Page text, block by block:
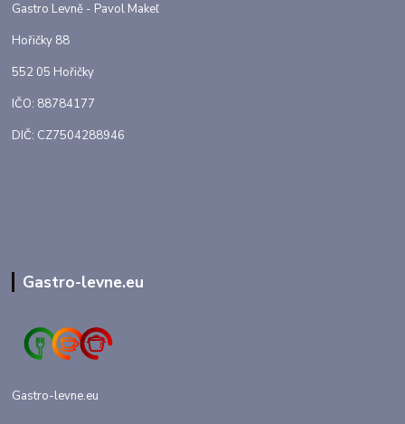
Gastro Levně - Pavol Makeľ
Hořičky 88
552 05 Hořičky
IČO: 88784177
DIČ: CZ7504288946
Gastro-levne.eu
Gastro-levne.eu